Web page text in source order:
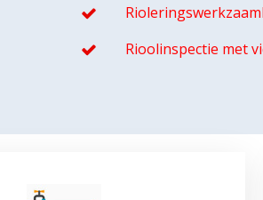
Rioolinspectie met